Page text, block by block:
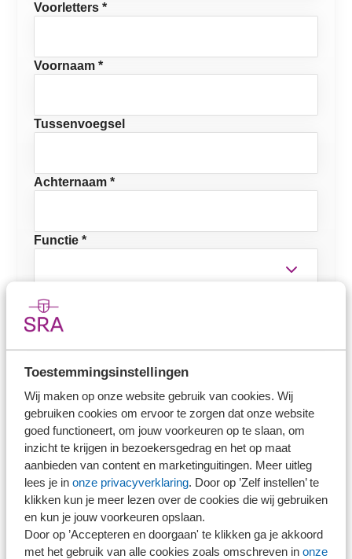
Toestemmingsinstellingen
Wij maken op onze website gebruik van cookies. Wij
gebruiken cookies om ervoor te zorgen dat onze website
goed functioneert, om jouw voorkeuren op te slaan, om
inzicht te krijgen in bezoekersgedrag en het op maat
aanbieden van content en marketinguitingen. Meer uitleg
lees je in onze privacyverklaring. Door op ’Zelf instellen’ te
klikken kun je meer lezen over de cookies die wij gebruiken
en kun je jouw voorkeuren opslaan.
Door op ’Accepteren en doorgaan' te klikken ga je akkoord
met het gebruik van alle cookies zoals omschreven in onze
Voorletters *
Voornaam *
Tussenvoegsel
Achternaam *
Functie *
E-mailadres *
NOB-lid
Ja
Nee
NEVOA-lid
Ja
Nee
Opmerkingen